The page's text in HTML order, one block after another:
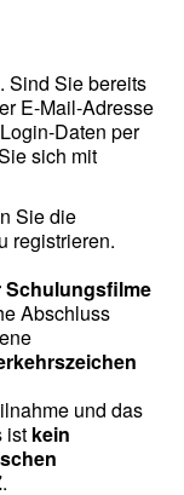
Sind Sie bereits
E-Mail-Adresse
Daten per
sich mit
Sie die
registrieren.
Schulungsfilme
Abschluss
und das
ist kein
.